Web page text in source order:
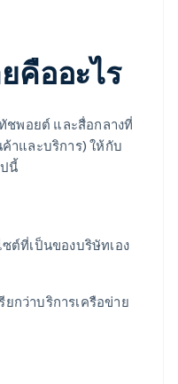
คืออะไร
ชพอยต์ และสื่อกลางที่
าและบริการ) ให้กับ
นี้
ซต์ที่เป็นของบริษัทเอง
กว่าบริการเครือข่าย